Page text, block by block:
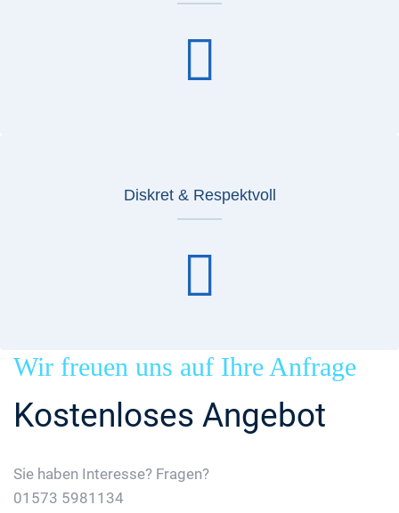
Diskret & Respektvoll
Wir freuen uns auf Ihre Anfrage
Kostenloses Angebot
Sie haben Interesse? Fragen?
01573 5981134